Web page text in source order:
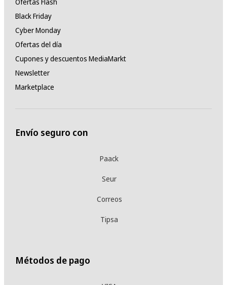
Black Friday
Cyber Monday
Ofertas del día
Cupones y descuentos MediaMarkt
Newsletter
Marketplace
Envío seguro con
Paack
Seur
Correos
Tipsa
Métodos de pago